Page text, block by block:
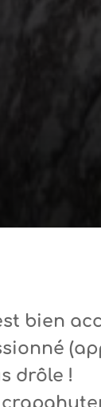
bien
drôle !